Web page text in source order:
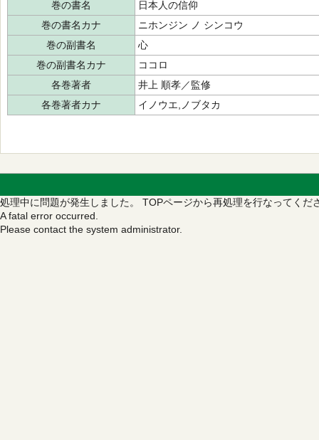
巻の書名
日本人の信仰
巻の書名カナ
ニホンジン ノ シンコウ
巻の副書名
心
巻の副書名カナ
ココロ
各巻著者
井上 順孝／監修
各巻著者カナ
イノウエ,ノブタカ
処理中に問題が発生しました。 TOPページから再処理を行なってくだ
A fatal error occurred.
Please contact the system administrator.